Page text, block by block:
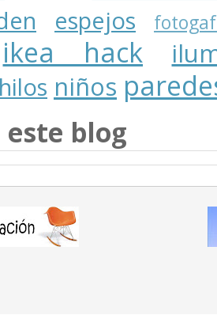
espejos
ikea hack
niños
este blog